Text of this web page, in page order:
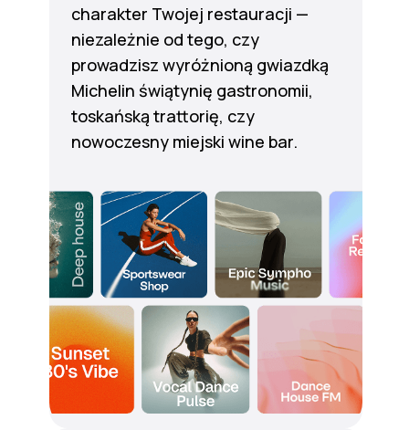
charakter Twojej restauracji —
niezależnie od tego, czy
prowadzisz wyróżnioną gwiazdką
Michelin świątynię gastronomii,
toskańską trattorię, czy
nowoczesny miejski wine bar.